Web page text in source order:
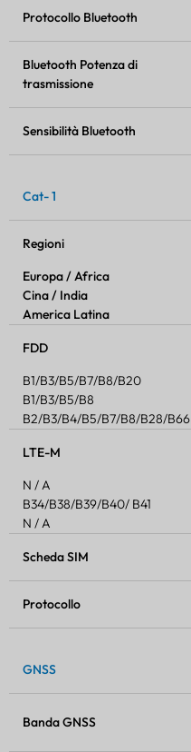
Protocollo Bluetooth
Bluetooth Potenza di
trasmissione
Sensibilità Bluetooth
Cat- 1
Regioni
Europa / Africa
Cina / India
America Latina
FDD
B1/B3/B5/B7/B8/B20
B1/B3/B5/B8
B2/B3/B4/B5/B7/B8/B28/B66
LTE-M
N / A
B34/B38/B39/B40/ B41
N / A
Scheda SIM
Protocollo
GNSS
Banda GNSS